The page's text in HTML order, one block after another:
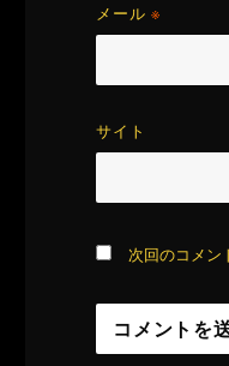
メール※
サイト
次回のコメン